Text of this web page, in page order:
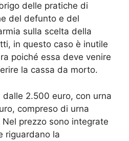
delle pratiche di
del defunto e del
sulla scelta della
in questo caso è inutile
poiché essa deve venire
la cassa da morto.
2.500 euro, con urna
compreso di urna
prezzo sono integrate
riguardano la